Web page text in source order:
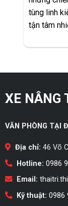
tùng linh
tận tâm
XE NÂNG
VĂN PHÒNG TẠI
Địa chỉ: 46 Võ
Hotline: 0986
Email:
Kỹ thuật: 0986